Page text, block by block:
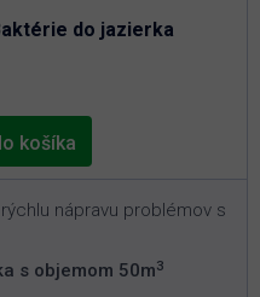
do jazierka
nápravu problémov s
s objemom 50m3